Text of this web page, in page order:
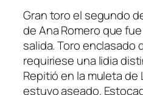
Gran toro el segundo
de Ana Romero que
salida. Toro enclasado
requiriese una lidia
Repitió en la muleta de
estuvo aseado.